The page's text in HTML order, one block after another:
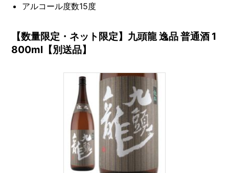
アルコール度数15度
【数量限定・ネット限定】九頭龍 逸品 普通酒 1
800ml【別送品】